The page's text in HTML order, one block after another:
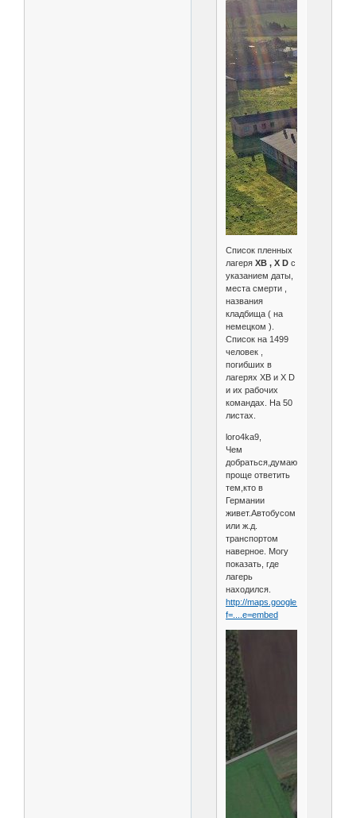
Список пленных
лагеря XB , X Dс
указанием даты,
места смерти ,
названия
кладбища ( на
немецком ).
Список на 1499
человек ,
погибших в
лагерях XB и X D
и их рабочих
командах. На 50
листах.
loro4ka9,
Чем
добраться,думаю
проще ответить
тем,кто в
Германии
живет.Автобусом
или ж.д.
транспортом
наверное. Могу
показать, где
лагерь
находился.
http://maps.google.it/maps?
f=....e=embed